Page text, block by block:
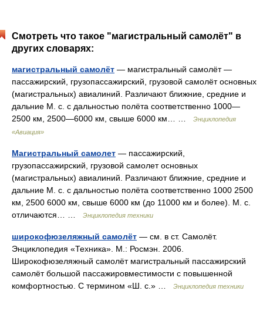
Смотреть что такое "магистральный самолёт" в
других словарях:
магистральный самолёт — магистральный самолёт —
пассажирский, грузопассажирский, грузовой самолёт основных
(магистральных) авиалиний. Различают ближние, средние и
дальние М. с. с дальностью полёта соответственно 1000—
2500 км, 2500—6000 км, свыше 6000 км… …
Энциклопедия
«Авиация»
Магистральный самолет — пассажирский,
грузопассажирский, грузовой самолет основных
(магистральных) авиалиний. Различают ближние, средние и
дальние М. с. с дальностью полёта соответственно 1000 2500
км, 2500 6000 км, свыше 6000 км (до 11000 км и более). М. с.
отличаются… …
Энциклопедия техники
широкофюзеляжный самолёт — см. в ст. Самолёт.
Энциклопедия «Техника». М.: Росмэн. 2006.
Широкофюзеляжный самолёт магистральный пассажирский
самолёт большой пассажировместимости с повышенной
комфортностью. С термином «Ш. с.» …
Энциклопедия техники